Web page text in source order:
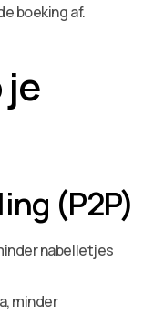
boeking af.
je
(P2P)
nabelletjes
minder